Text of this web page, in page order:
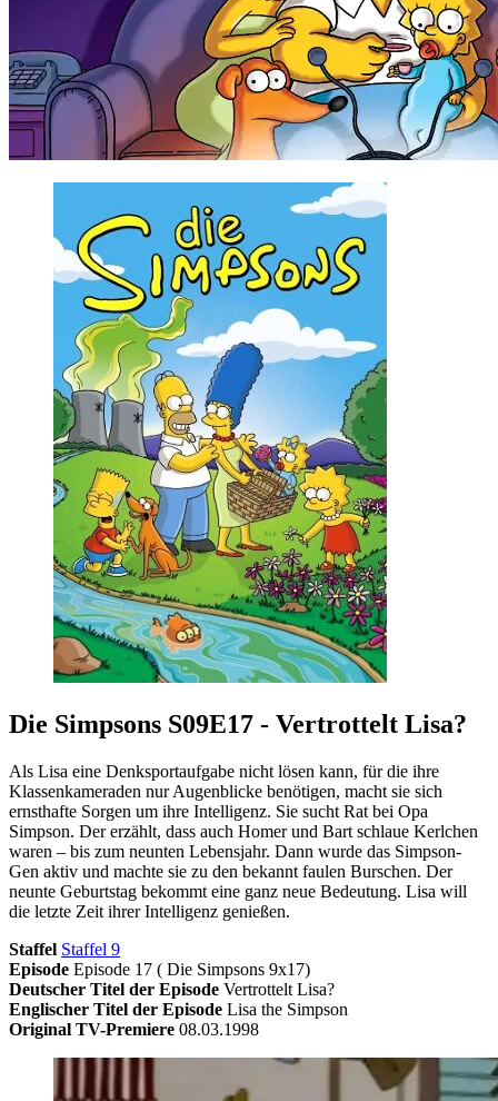
Die Simpsons S09E17 - Vertrottelt Lisa?
Als Lisa eine Denksportaufgabe nicht lösen kann, für die ihre
Klassenkameraden nur Augenblicke benötigen, macht sie sich
ernsthafte Sorgen um ihre Intelligenz. Sie sucht Rat bei Opa
Simpson. Der erzählt, dass auch Homer und Bart schlaue Kerlchen
waren – bis zum neunten Lebensjahr. Dann wurde das Simpson-
Gen aktiv und machte sie zu den bekannt faulen Burschen. Der
neunte Geburtstag bekommt eine ganz neue Bedeutung. Lisa will
die letzte Zeit ihrer Intelligenz genießen.
Staffel Staffel 9
Episode Episode 17 ( Die Simpsons 9x17)
Deutscher Titel der Episode Vertrottelt Lisa?
Englischer Titel der Episode Lisa the Simpson
Original TV-Premiere 08.03.1998